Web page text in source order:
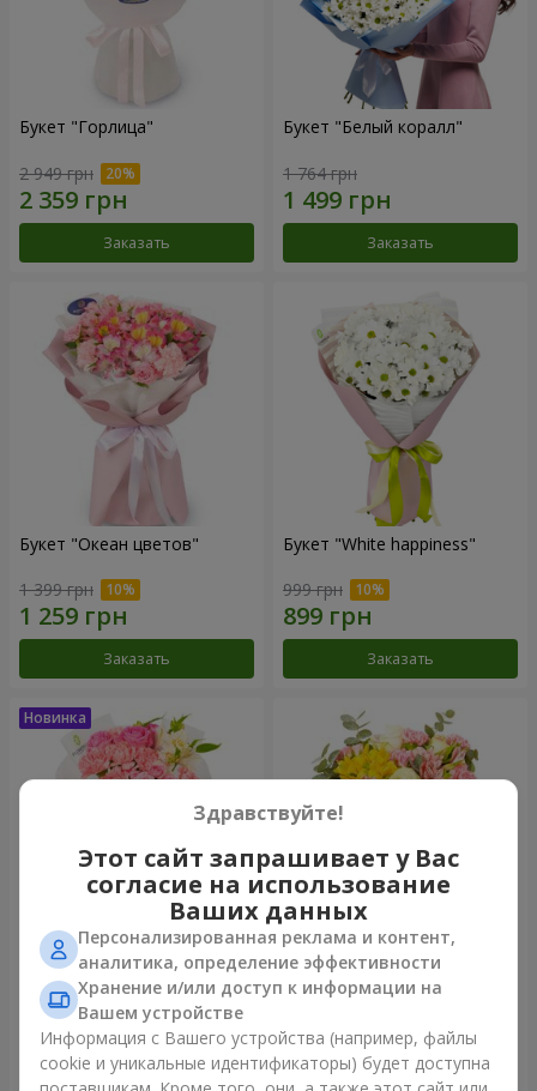
Букет "Горлица"
2 949 грн
Заказать
Букет "Белый коралл"
1 764 грн
Заказать
Букет "Океан цветов"
1 399 грн
Заказать
Букет "White happiness"
999 грн
Заказать
Букет "Розовый зефир"
1 411 грн
Заказать
Букет "Дзинтарс"
Заказать
Здравствуйте!
Этот сайт запрашивает у Вас
согласие на использование
Ваших данных
Персонализированная реклама и контент,
аналитика, определение эффективности
Хранение и/или доступ к информации на
Вашем устройстве
Информация с Вашего устройства (например, файлы
cookie и уникальные идентификаторы) будет доступна